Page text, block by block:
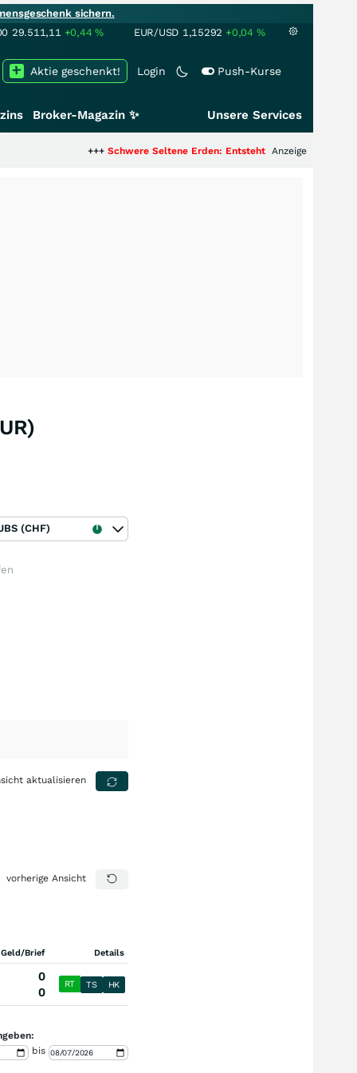
sichern.
29.511,11 +0,44% EUR/USD 1,15292 +0,04 %
Login Push-Kurse
Aktie geschenkt!
Broker-Magazin ✨ Unsere Services
Schwere Seltene Erden: Entsteht hier die nächste
Anzeige
(CHF)
aktualisieren
vorherige Ansicht
Geld/Brief Details
0
0
RT TS HK
bis